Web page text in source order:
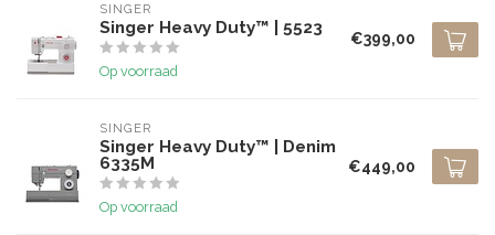
SINGER
Singer Heavy Duty™ | 5523
Op voorraad
€399,00
SINGER
Singer Heavy Duty™ | Denim
6335M
Op voorraad
€449,00